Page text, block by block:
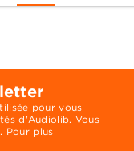
pour vous
d'Audiolib. Vous
Pour plus